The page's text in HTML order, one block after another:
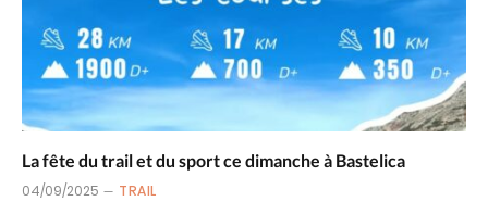
La fête du trail et du sport ce dimanche à Bastelica
04/09/2025 TRAIL